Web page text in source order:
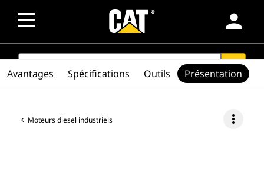
person
SEARCH search
Moteurs diesel industriels more_vert
Avantages Spécifications Outils Présentation